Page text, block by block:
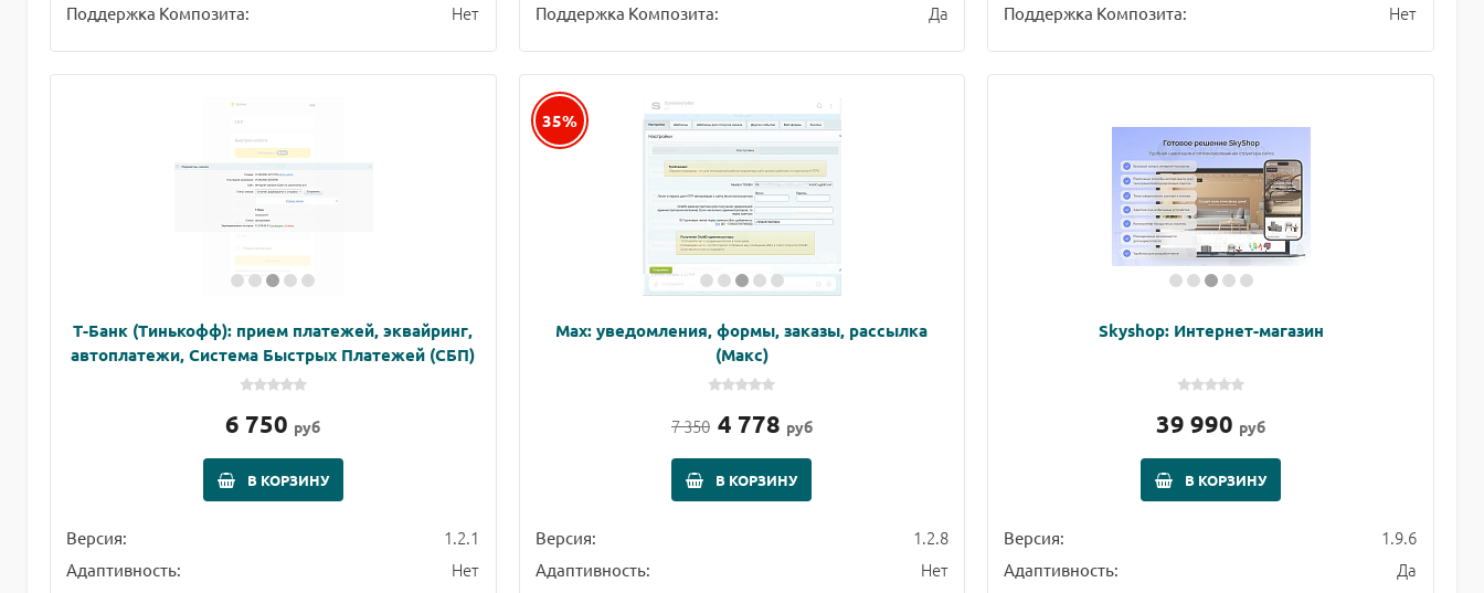
Поддержка Композита: Нет Поддержка Композита: Да Поддержка Композита: Нет
Т-Банк (Тинькофф): прием платежей, эквайринг,
автоплатежи, Система Быстрых Платежей (СБП)
6 750 руб
В КОРЗИНУ
Версия: 1.2.1
Адаптивность: Нет
35%
Max: уведомления, формы, заказы, рассылка
(Макс)
7 350 4 778 руб
В КОРЗИНУ
Версия: 1.2.8
Адаптивность: Нет
Skyshop: Интернет-магазин
39 990 руб
В КОРЗИНУ
Версия: 1.9.6
Адаптивность: Да